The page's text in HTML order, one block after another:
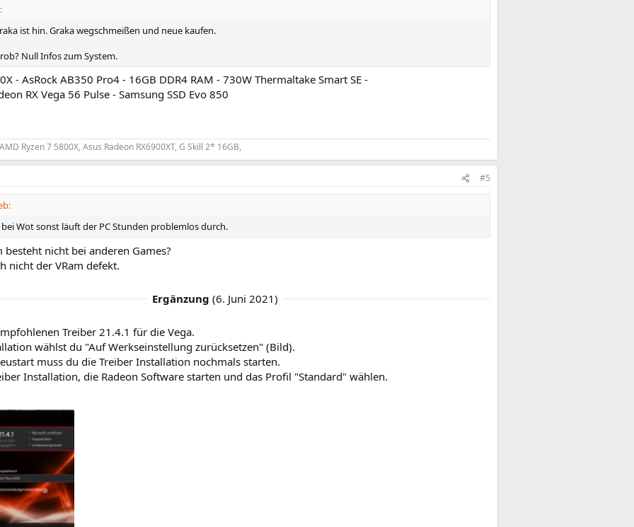
ist hin. Graka wegschmeißen und neue kaufen.
Null Infos zum System.
- AsRock AB350 Pro4 - 16GB DDR4 RAM - 730W Thermaltake Smart SE -
RX Vega 56 Pulse - Samsung SSD Evo 850
Ryzen 7 5800X, Asus Radeon RX6900XT, G Skill 2* 16GB,
#5
Wot sonst läuft der PC Stunden problemlos durch.
besteht nicht bei anderen Games?
nicht der VRam defekt.
Ergänzung (6. Juni 2021)
Treiber 21.4.1 für die Vega.
wählst du "Auf Werkseinstellung zurücksetzen" (Bild).
muss du die Treiber Installation nochmals starten.
Installation, die Radeon Software starten und das Profil "Standard" wählen.